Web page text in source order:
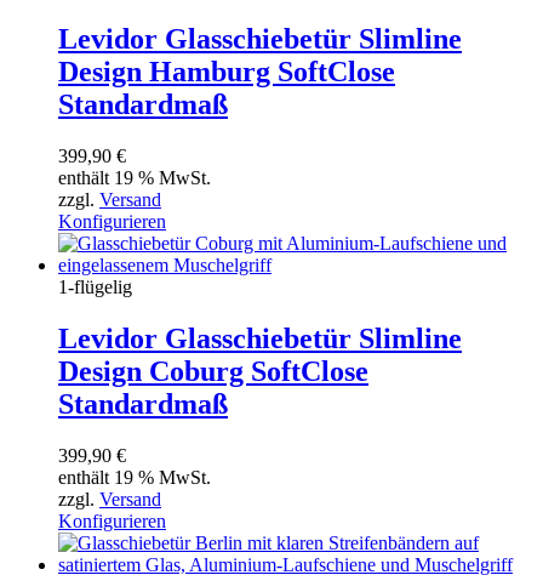
Levidor Glasschiebetür Slimline
Design Hamburg SoftClose
Standardmaß
399,90 €
enthält 19 % MwSt.
zzgl. Versand
Konfigurieren
1-flügelig
Levidor Glasschiebetür Slimline
Design Coburg SoftClose
Standardmaß
399,90 €
enthält 19 % MwSt.
zzgl. Versand
Konfigurieren